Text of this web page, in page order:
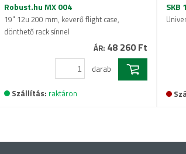
Robust.hu MX 004
19" 12u 200 mm, keverő flight case,
dönthető rack sínnel
ÁR: 48 260 Ft
darab
Szállítás: raktáron
SKB